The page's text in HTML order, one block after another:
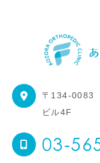
〒134-0083
ビル4F